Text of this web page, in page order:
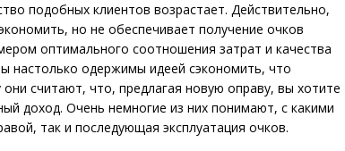
подобных клиентов возрастает. Действительно,
но не обеспечивает получение очков
оптимального соотношения затрат и качества
настолько одержимы идеей сэкономить, что
считают, что, предлагая новую оправу, вы хотите
доход. Очень немногие из них понимают, с какими
так и последующая эксплуатация очков.